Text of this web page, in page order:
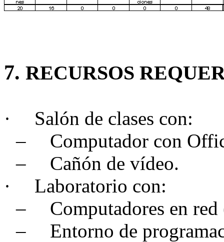
7. RECURSOS
·
Salón de clases con:
–
Computador con
–
Cañón de vídeo.
·
Laboratorio con:
–
Computadores en
–
Entorno de